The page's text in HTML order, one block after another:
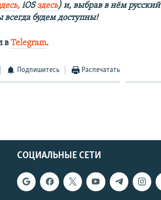
iOSздесь) и, выбрав в нём русский
будем доступны!
вTelegram.
Подпишитесь Распечатать
СОЦИАЛЬНЫЕ СЕТИ